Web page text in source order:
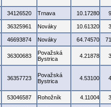
34126520 Trnava 10.17280
36325961 Nováky 10.61320
46693874 Nováky 64.74570
36300683
Považská
Bystrica
4.21878
36357723
Považská
Bystrica
4.53100
53046587 Rohožník 4.11004